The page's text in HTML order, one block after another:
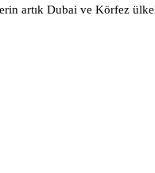
artık Dubai ve Körfez